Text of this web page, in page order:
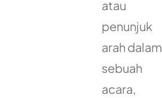
atau
penunjuk
arah dalam
sebuah
acara,